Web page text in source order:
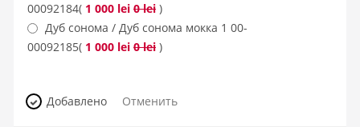
00092184( 1 000 lei 0 lei )
Дуб сонома / Дуб сонома мокка 1 00-
00092185( 1 000 lei 0 lei )
Добавлено Отменить